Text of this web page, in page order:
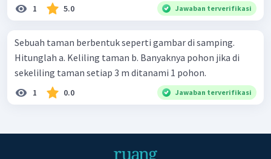
1 5.0 Jawaban terverifikasi
Sebuah taman berbentuk seperti gambar di samping.
Hitunglah a. Keliling taman b. Banyaknya pohon jika di
sekeliling taman setiap 3 m ditanami 1 pohon.
1 0.0 Jawaban terverifikasi